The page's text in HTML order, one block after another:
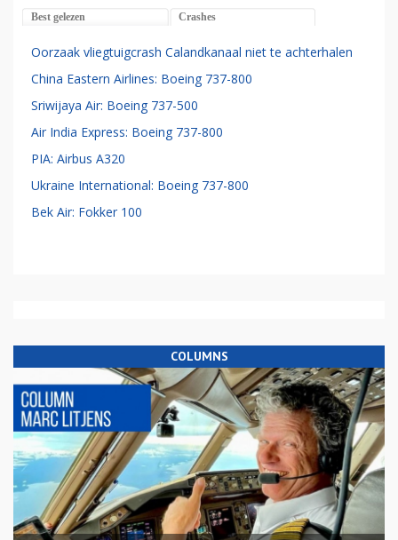
Best gelezen Crashes
Oorzaak vliegtuigcrash Calandkanaal niet te achterhalen
China Eastern Airlines: Boeing 737-800
Sriwijaya Air: Boeing 737-500
Air India Express: Boeing 737-800
PIA: Airbus A320
Ukraine International: Boeing 737-800
Bek Air: Fokker 100
COLUMNS